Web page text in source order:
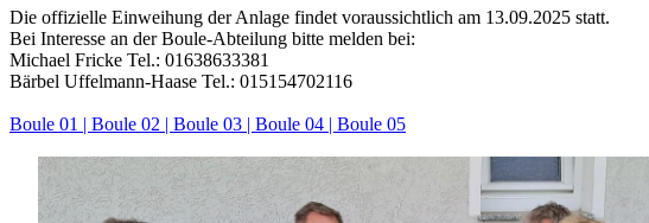
Die offizielle Einweihung der Anlage findet voraussichtlich am 13.09.2025 statt.
Bei Interesse an der Boule-Abteilung bitte melden bei:
Michael Fricke Tel.: 01638633381
Bärbel Uffelmann-Haase Tel.: 015154702116
Boule 01 | Boule 02 | Boule 03 | Boule 04 | Boule 05